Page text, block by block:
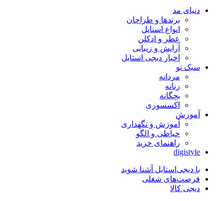
دنیای مد
برندها و طراحان
انواع استایل
عطر و ادکلن
آرایش و زیبایی
اخبار دیجی استایل
سبک تو
مردانه
زنانه
بچگانه
اکسسوری
آموزش
آموزش و نگهداری
خیاطی و الگو
راهنمای خرید
digistyle
با دیجی‌استایل آشنا شوید
فرصت‌های شغلی
دیجی کالا